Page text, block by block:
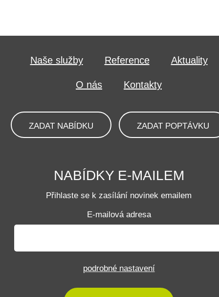
Naše služby Reference Aktuality
O nás Kontakty
ZADAT NABÍDKU ZADAT POPTÁVKU
NABÍDKY E-MAILEM
Přihlaste se k zasílání novinek emailem
E-mailová adresa
podrobné nastavení